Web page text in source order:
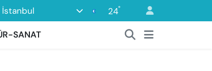
İstanbul 24°
SANAT